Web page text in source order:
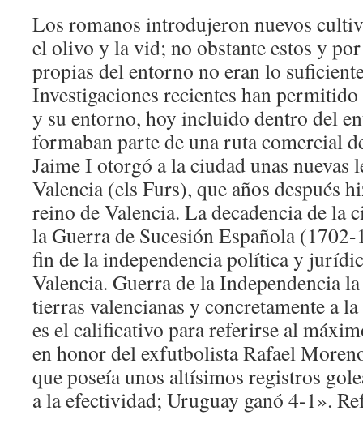
Los romanos introdujeron nuevos
el olivo y la vid; no obstante estos y
propias del entorno no eran lo
Investigaciones recientes han
y su entorno, hoy incluido dentro del
formaban parte de una ruta comercial
Jaime I otorgó a la ciudad unas nuevas
Valencia (els Furs), que años después
reino de Valencia. La decadencia de la
la Guerra de Sucesión Española
fin de la independencia política y
Valencia. Guerra de la Independencia
tierras valencianas y concretamente a
es el calificativo para referirse al
en honor del exfutbolista Rafael
que poseía unos altísimos registros
a la efectividad; Uruguay ganó 4-1».